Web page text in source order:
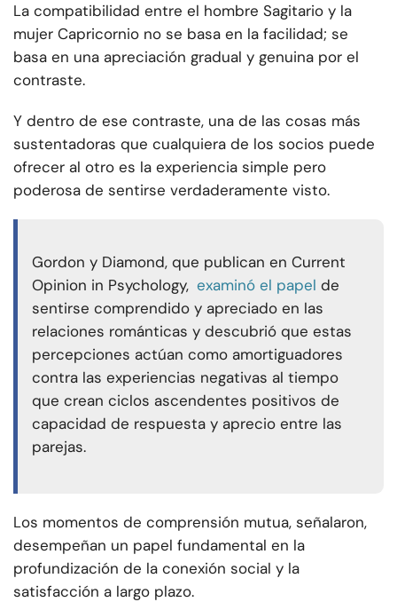
La compatibilidad entre el hombre Sagitario y la
mujer Capricornio no se basa en la facilidad; se
basa en una apreciación gradual y genuina por el
contraste.
Y dentro de ese contraste, una de las cosas más
sustentadoras que cualquiera de los socios puede
ofrecer al otro es la experiencia simple pero
poderosa de sentirse verdaderamente visto.
Gordon y Diamond, que publican en Current
Opinion in Psychology, examinó el papel de
sentirse comprendido y apreciado en las
relaciones románticas y descubrió que estas
percepciones actúan como amortiguadores
contra las experiencias negativas al tiempo
que crean ciclos ascendentes positivos de
capacidad de respuesta y aprecio entre las
parejas.
Los momentos de comprensión mutua, señalaron,
desempeñan un papel fundamental en la
profundización de la conexión social y la
satisfacción a largo plazo.